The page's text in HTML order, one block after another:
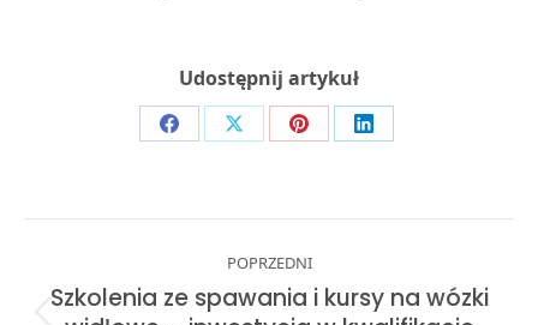
Udostępnij artykuł
Share
Facebook
Share
X
Share
Pinterest
Share
LinkedIn
POPRZEDNI
Szkolenia ze spawania i kursy na wózki